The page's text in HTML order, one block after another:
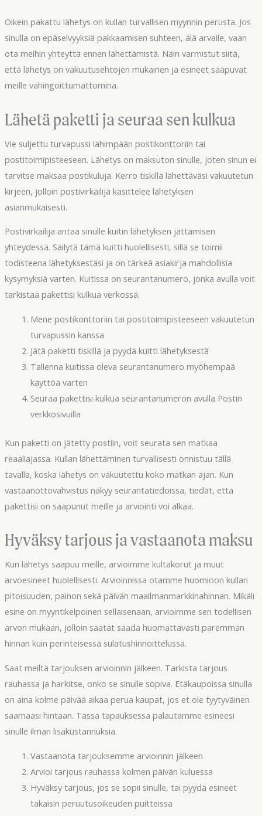
Oikein pakattu lähetys on kullan turvallisen myynnin perusta. Jos
sinulla on epäselvyyksiä pakkaamisen suhteen, älä arvaile, vaan
ota meihin yhteyttä ennen lähettämistä. Näin varmistut siitä,
että lähetys on vakuutusehtojen mukainen ja esineet saapuvat
meille vahingoittumattomina.
Lähetä paketti ja seuraa sen kulkua
Vie suljettu turvapussi lähimpään postikonttoriin tai
postitoimipisteeseen. Lähetys on maksuton sinulle, joten sinun ei
tarvitse maksaa postikuluja. Kerro tiskillä lähettäväsi vakuutetun
kirjeen, jolloin postivirkailija käsittelee lähetyksen
asianmukaisesti.
Postivirkailija antaa sinulle kuitin lähetyksen jättämisen
yhteydessä. Säilytä tämä kuitti huolellisesti, sillä se toimii
todisteena lähetyksestäsi ja on tärkeä asiakirja mahdollisia
kysymyksiä varten. Kuitissa on seurantanumero, jonka avulla voit
tarkistaa pakettisi kulkua verkossa.
Mene postikonttoriin tai postitoimipisteeseen vakuutetun
turvapussin kanssa
Jätä paketti tiskillä ja pyydä kuitti lähetyksestä
Tallenna kuitissa oleva seurantanumero myöhempää
käyttöä varten
Seuraa pakettisi kulkua seurantanumeron avulla Postin
verkkosivuilla
Kun paketti on jätetty postiin, voit seurata sen matkaa
reaaliajassa. Kullan lähettäminen turvallisesti onnistuu tällä
tavalla, koska lähetys on vakuutettu koko matkan ajan. Kun
vastaanottovahvistus näkyy seurantatiedoissa, tiedät, että
pakettisi on saapunut meille ja arviointi voi alkaa.
Hyväksy tarjous ja vastaanota maksu
Kun lähetys saapuu meille, arvioimme kultakorut ja muut
arvoesineet huolellisesti. Arvioinnissa otamme huomioon kullan
pitoisuuden, painon sekä päivän maailmanmarkkinahinnan. Mikäli
esine on myyntikelpoinen sellaisenaan, arvioimme sen todellisen
arvon mukaan, jolloin saatat saada huomattavasti paremman
hinnan kuin perinteisessä sulatushinnoittelussa.
Saat meiltä tarjouksen arvioinnin jälkeen. Tarkista tarjous
rauhassa ja harkitse, onko se sinulle sopiva. Etäkaupoissa sinulla
on aina kolme päivää aikaa perua kaupat, jos et ole tyytyväinen
saamaasi hintaan. Tässä tapauksessa palautamme esineesi
sinulle ilman lisäkustannuksia.
Vastaanota tarjouksemme arvioinnin jälkeen
Arvioi tarjous rauhassa kolmen päivän kuluessa
Hyväksy tarjous, jos se sopii sinulle, tai pyydä esineet
takaisin peruutusoikeuden puitteissa